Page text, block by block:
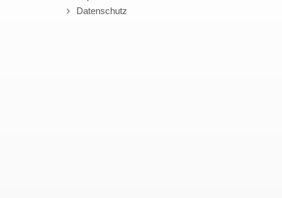
Datenschutz